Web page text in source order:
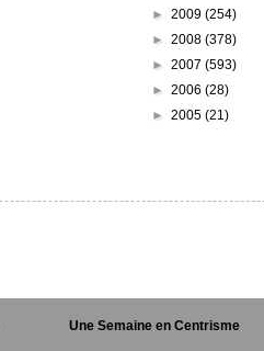
► 2009 (254)
► 2008 (378)
► 2007 (593)
► 2006 (28)
► 2005 (21)
Une Semaine en Centrisme